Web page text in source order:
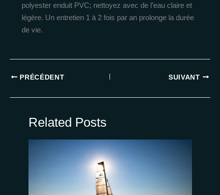
polyester enduit PVC; nettoyez avec de l’eau claire et
légère. Un entretien 1 à 2 fois par an prolonge la durée
de vie.
PRÉCÉDENT SUIVANT
Related Posts